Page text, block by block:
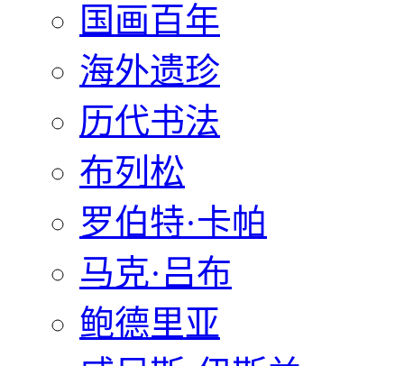
国画百年
海外遗珍
历代书法
布列松
罗伯特·卡帕
马克·吕布
鲍德里亚